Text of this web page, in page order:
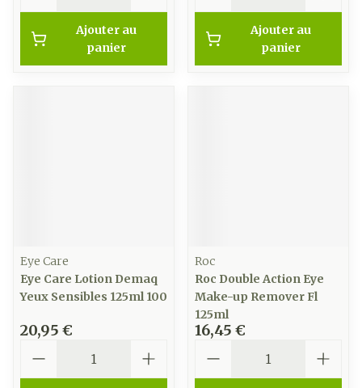
Ajouter au
panier
Ajouter au
panier
Eye Care
Eye Care Lotion Demaq
Yeux Sensibles 125ml 100
20,95 €
Roc
Roc Double Action Eye
Make-up Remover Fl
125ml
16,45 €